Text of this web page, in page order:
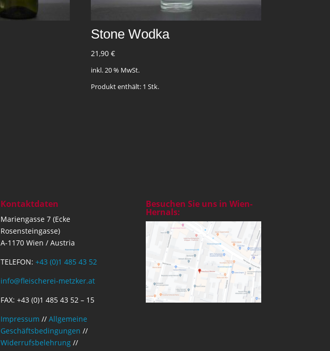
Stone Wodka
21,90€
inkl. 20 % MwSt.
Produkt enthält: 1Stk.
Kontaktdaten
Mariengasse 7 (Ecke
Rosensteingasse)
A-1170 Wien / Austria
TELEFON: +43 (0)1 485 43 52
info@fleischerei-metzker.at
FAX: +43 (0)1 485 43 52 – 15
Impressum // Allgemeine
Geschäftsbedingungen //
Widerrufsbelehrung//
Besuchen Sie uns in Wien-
Hernals: